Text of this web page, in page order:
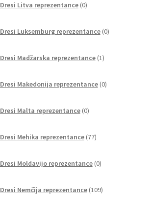
Dresi Litva reprezentance 0izdelkov
Dresi Luksemburg reprezentance 0izdelkov
Dresi Madžarska reprezentance 1izdelek
Dresi Makedonija reprezentance 0izdelkov
Dresi Malta reprezentance 0izdelkov
Dresi Mehika reprezentance 77izdelkov
Dresi Moldavijo reprezentance 0izdelkov
Dresi Nemčija reprezentance 109izdelkov